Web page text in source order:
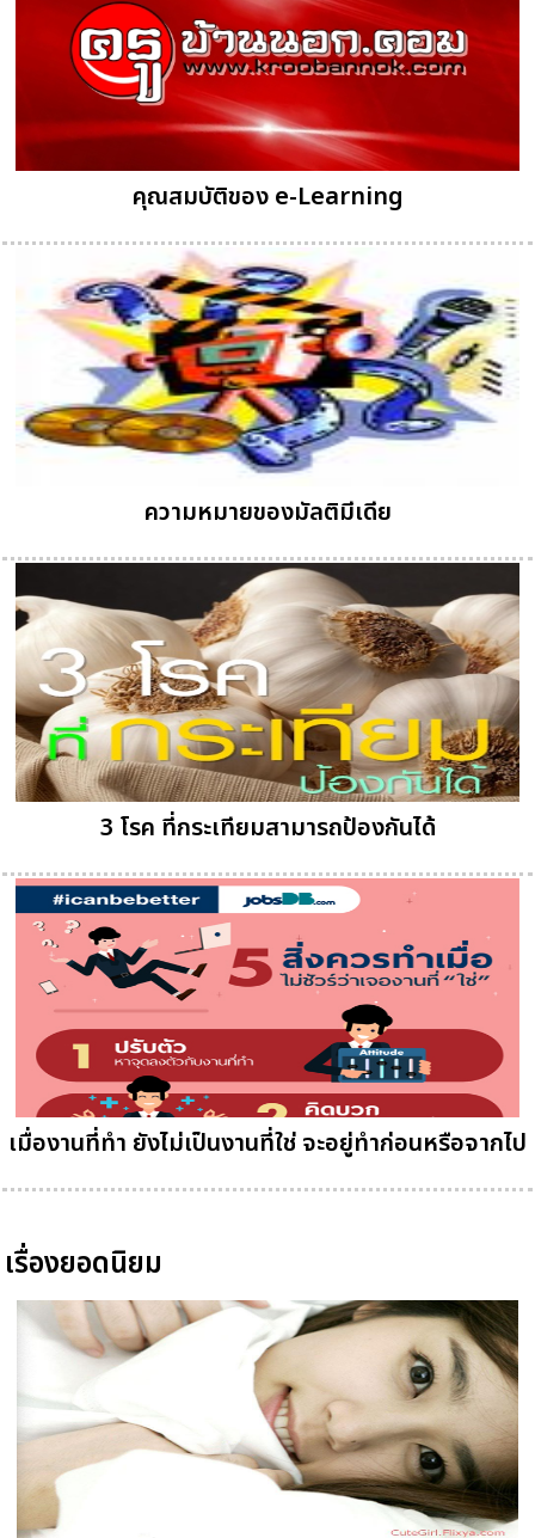
คุณสมบัติของ e-Learning
ความหมายของมัลติมีเดีย
3 โรค ที่กระเทียมสามารถป้องกันได้
เมื่องานที่ทำ ยังไม่เป็นงานที่ใช่ จะอยู่ทำก่อนหรือจากไป
เรื่องยอดนิยม